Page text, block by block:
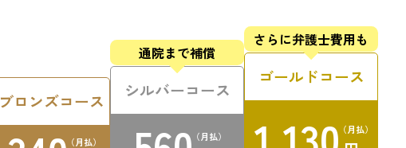
ブロンズコース
（月払）
通院まで補償
シルバーコース
（月払）
さらに弁護士費用も
ゴールドコース
（月払）